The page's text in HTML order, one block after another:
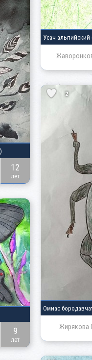
Усач альпийский
12
лет
2
Омиас
Жирякова
9
лет